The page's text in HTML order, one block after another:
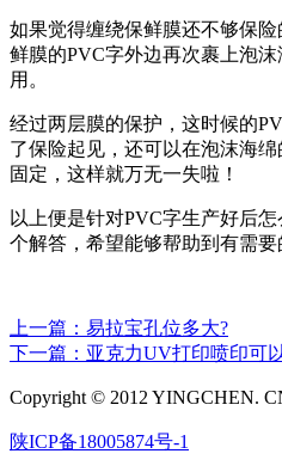
如果觉得缠绕保鲜膜还不够保
鲜膜的PVC字外边再次裹上泡
用。
经过两层膜的保护，这时候的
了保险起见，还可以在泡沫海
固定，这样就万无一失啦！
以上便是针对PVC字生产好后
个解答，希望能够帮助到有需要
上一篇：易拉宝孔位多大?
下一篇：亚克力UV打印喷印可
Copyright © 2012 YINGCHEN.
陕ICP备18005874号-1